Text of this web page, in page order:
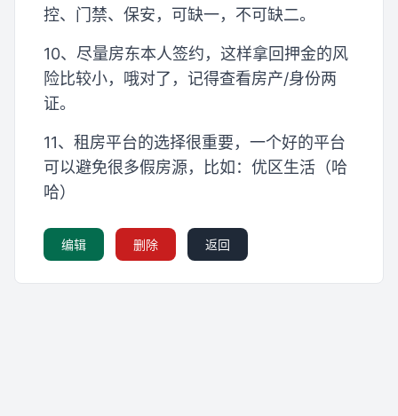
控、门禁、保安，可缺一，不可缺二。
10、尽量房东本人签约，这样拿回押金的风
险比较小，哦对了，记得查看房产/身份两
证。
11、租房平台的选择很重要，一个好的平台
可以避免很多假房源，比如：优区生活（哈
哈）
编辑 删除 返回